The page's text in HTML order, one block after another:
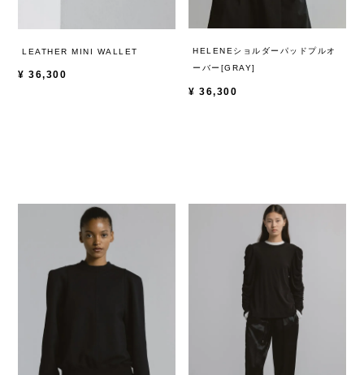
LEATHER MINI WALLET
¥ 36,300
HELENEショルダーパッドプルオ
ーバー[GRAY]
¥ 36,300